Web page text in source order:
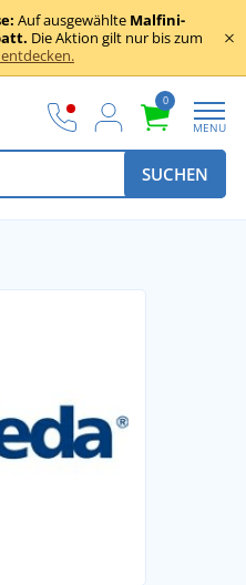
Auf ausgewählte Malfini-
Die Aktion gilt nur bis zum
entdecken.
0
MENU
SUCHEN